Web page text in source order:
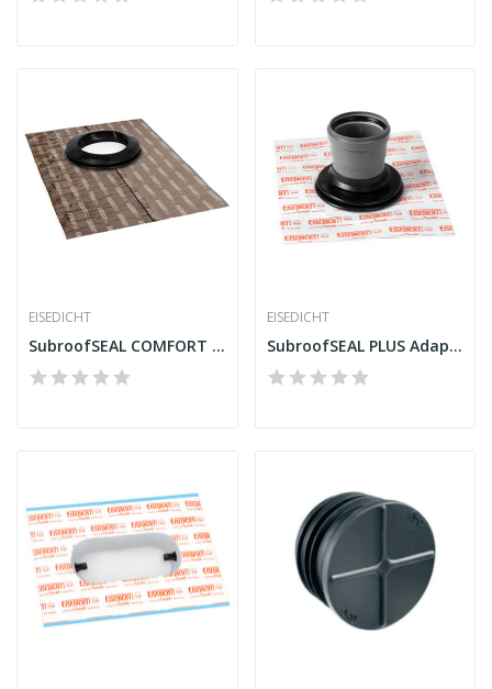
EISEDICHT
SubroofSEAL COMFORT FRGD250 Gola para tubo...
EISEDICHT
SubroofSEAL PLUS Adaptador selante para tubo DN...